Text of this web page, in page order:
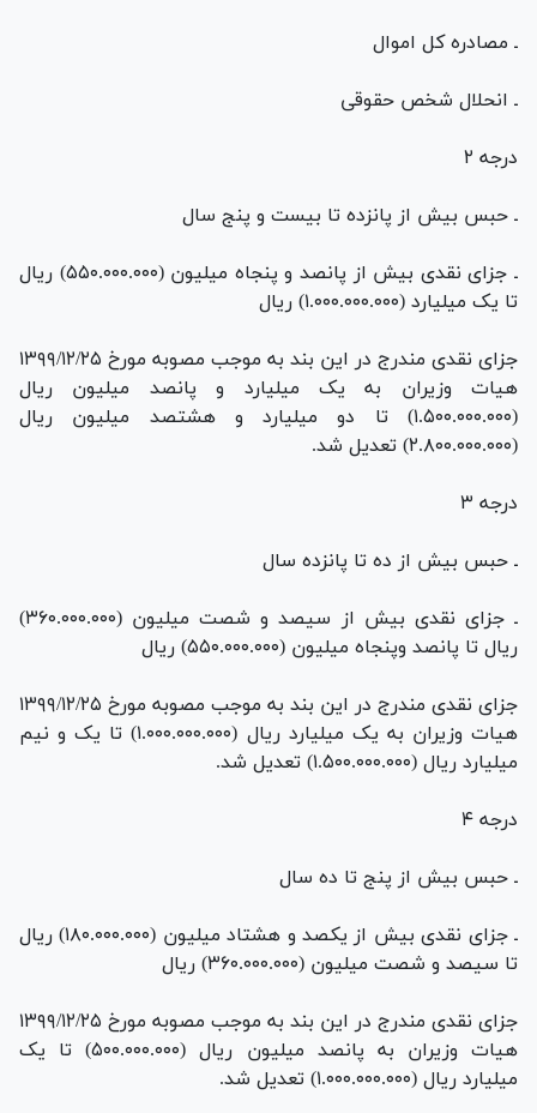
ـ مصادره کل اموال
ـ انحلال شخص حقوقی
درجه ۲
ـ حبس بیش از پانزده تا بیست و پنج سال
ـ جزای نقدی بیش از پانصد و پنجاه میلیون (۵۵۰.۰۰۰.۰۰۰) ریال
تا یک میلیارد (۱.۰۰۰.۰۰۰.۰۰۰) ریال
جزای نقدی مندرج در این بند به موجب مصوبه مورخ ۱۳۹۹/۱۲/۲۵
هیات وزیران به یک میلیارد و پانصد میلیون ریال
(۱.۵۰۰.۰۰۰.۰۰۰) تا دو میلیارد و هشتصد میلیون ریال
(۲.۸۰۰.۰۰۰.۰۰۰) تعدیل شد.
درجه ۳
ـ حبس بیش از ده تا پانزده سال
ـ جزای نقدی بیش از سیصد و شصت میلیون (۳۶۰.۰۰۰.۰۰۰)
ریال تا پانصد وپنجاه میلیون (۵۵۰.۰۰۰.۰۰۰) ریال
جزای نقدی مندرج در این بند به موجب مصوبه مورخ ۱۳۹۹/۱۲/۲۵
هیات وزیران به یک میلیارد ریال (۱.۰۰۰.۰۰۰.۰۰۰) تا یک و نیم
میلیارد ریال (۱.۵۰۰.۰۰۰.۰۰۰) تعدیل شد.
درجه ۴
ـ حبس بیش از پنج تا ده سال
ـ جزای نقدی بیش از یکصد و هشتاد میلیون (۱۸۰.۰۰۰.۰۰۰) ریال
تا سیصد و شصت میلیون (۳۶۰.۰۰۰.۰۰۰) ریال
جزای نقدی مندرج در این بند به موجب مصوبه مورخ ۱۳۹۹/۱۲/۲۵
هیات وزیران به پانصد میلیون ریال (۵۰۰.۰۰۰.۰۰۰) تا یک
میلیارد ریال (۱.۰۰۰.۰۰۰.۰۰۰) تعدیل شد.